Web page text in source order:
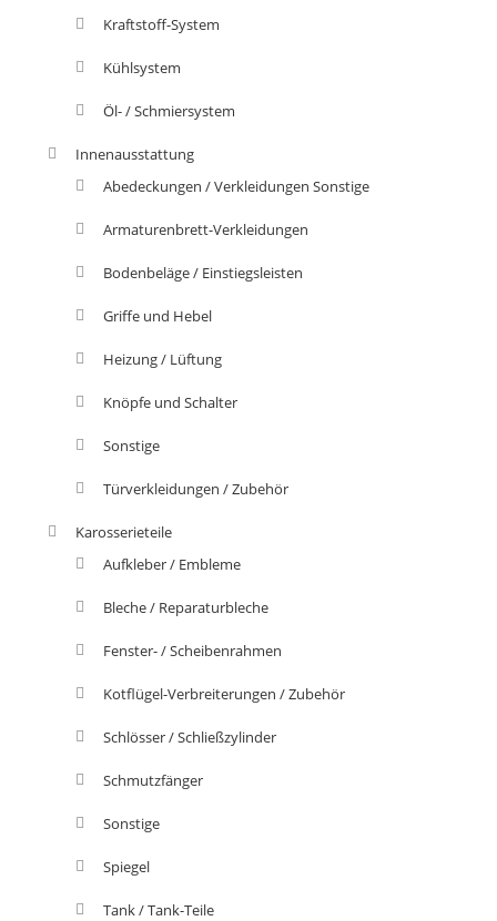
Kraftstoff-System
Kühlsystem
Öl- / Schmiersystem
Innenausstattung
Abedeckungen / Verkleidungen Sonstige
Armaturenbrett-Verkleidungen
Bodenbeläge / Einstiegsleisten
Griffe und Hebel
Heizung / Lüftung
Knöpfe und Schalter
Sonstige
Türverkleidungen / Zubehör
Karosserieteile
Aufkleber / Embleme
Bleche / Reparaturbleche
Fenster- / Scheibenrahmen
Kotflügel-Verbreiterungen / Zubehör
Schlösser / Schließzylinder
Schmutzfänger
Sonstige
Spiegel
Tank / Tank-Teile